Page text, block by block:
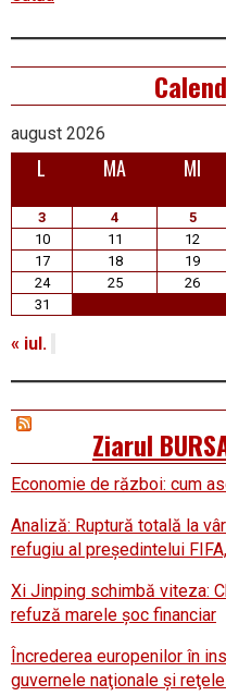
august 2026
L MA MI
3
4 5
10
11 12
17
18 19
24
25 26
31
« iul.
Ziarul
Economie de război: cum
Analiză: Ruptură totală la
refugiu al preşedintelui
Xi Jinping schimbă viteza:
refuză marele şoc financiar
Încrederea europenilor în
guvernele naţionale şi